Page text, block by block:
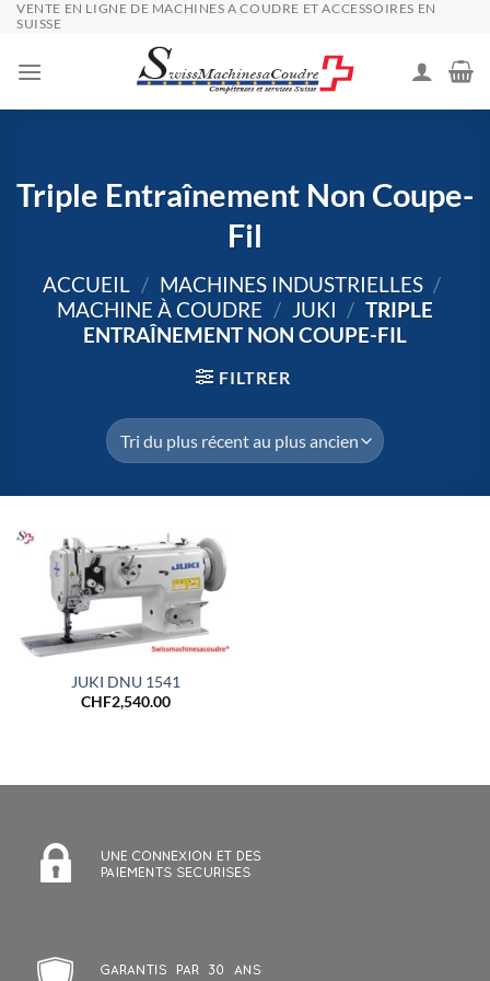
Passer
contenu
VENTE EN LIGNE DE MACHINES A COUDRE ET ACCESSOIRES EN
SUISSE
Triple Entraînement Non Coupe-
Fil
ACCUEIL / MACHINES INDUSTRIELLES /
MACHINE À COUDRE / JUKI / TRIPLE
ENTRAÎNEMENT NON COUPE-FIL
FILTRER
JUKI DNU 1541
CHF2,540.00